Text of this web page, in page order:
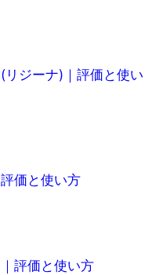
リジーナ)｜評価と使い
価と使い方
評価と使い方